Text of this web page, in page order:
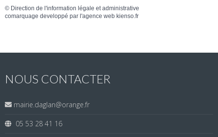
© Direction de l'information légale et administrative
comarquage developpé par l'agence web kienso.fr
NOUS CONTACTER
mairie.daglan@orange.fr
05 53 28 41 16